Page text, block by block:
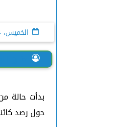
الخميس، 4 ديسمبر 2025
بدأت حالة
حول رصد